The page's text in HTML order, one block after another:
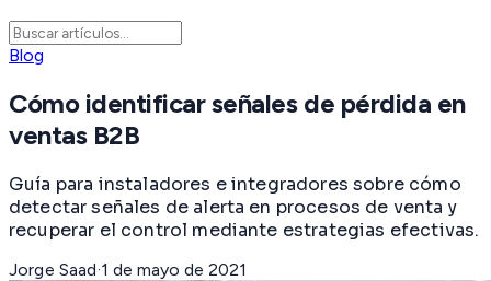
Blog
Cómo identificar señales de pérdida en
ventas B2B
Guía para instaladores e integradores sobre cómo
detectar señales de alerta en procesos de venta y
recuperar el control mediante estrategias efectivas.
Jorge Saad·1 de mayo de 2021